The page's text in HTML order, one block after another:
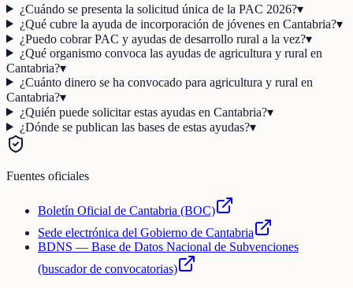
¿Cuándo se presenta la solicitud única de la PAC 2026?▾
¿Qué cubre la ayuda de incorporación de jóvenes en Cantabria?▾
¿Puedo cobrar PAC y ayudas de desarrollo rural a la vez?▾
¿Qué organismo convoca las ayudas de agricultura y rural en
Cantabria?▾
¿Cuánto dinero se ha convocado para agricultura y rural en
Cantabria?▾
¿Quién puede solicitar estas ayudas en Cantabria?▾
¿Dónde se publican las bases de estas ayudas?▾
Fuentes oficiales
Boletín Oficial de Cantabria (BOC)
Sede electrónica del Gobierno de Cantabria
BDNS — Base de Datos Nacional de Subvenciones
(buscador de convocatorias)